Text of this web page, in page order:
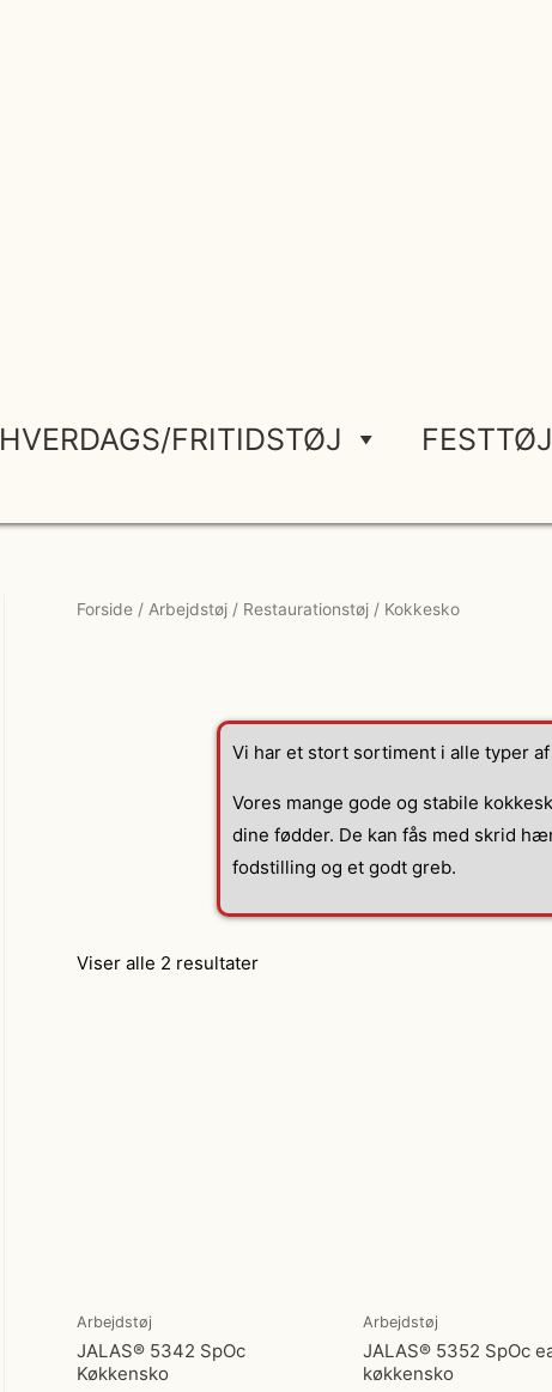
HVERDAGS/FRITIDSTØJ FESTTØJ
Forside / Arbejdstøj / Restaurationstøj / Kokkesko
Vi har et stort sortiment i alle typer
Vores mange gode og stabile
dine fødder. De kan fås med skrid
fodstilling og et godt greb.
Viser alle 2 resultater
Arbejdstøj
JALAS® 5342 SpOc
Køkkensko
Arbejdstøj
JALAS® 5352 SpOc
køkkensko